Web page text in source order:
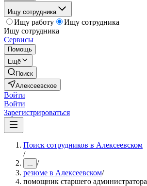
Ищу сотрудника
Ищу работу
Ищу сотрудника
Ищу сотрудника
Сервисы
Помощь
Ещё
Поиск
Алексеевское
Войти
Войти
Зарегистрироваться
Поиск сотрудников в Алексеевском
/
... /
резюме в Алексеевском/
помощник старшего администратора